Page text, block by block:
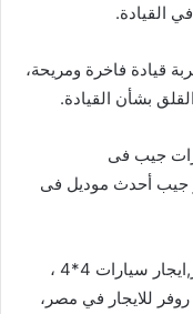
القيادة.
قيادة فاخرة ومريحة،
بشأن القيادة.
جيب فى
جيب أحدث موديل فى
تاجير رنج روفر جيب أحدث موديل فى مصر,ايجار سيارات 4*4 ،
للايجار في مصر،